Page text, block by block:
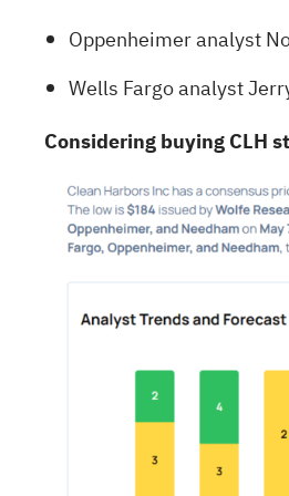
Oppenheimer analyst
Wells Fargo analyst
Considering buying CLH